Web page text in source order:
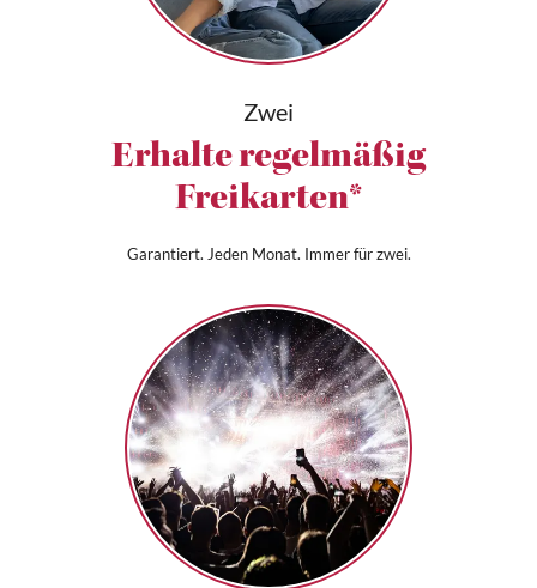
Zwei
Erhalte regelmäßig
Freikarten*
Garantiert. Jeden Monat. Immer für zwei.